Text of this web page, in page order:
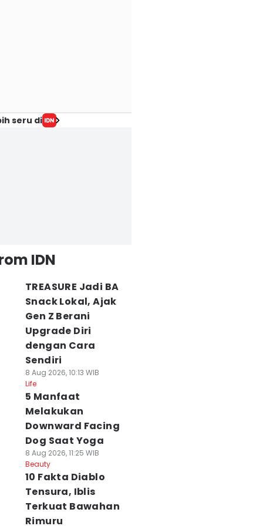
seru di
IDN
TREASURE Jadi BA
Snack Lokal, Ajak
Gen Z Berani
Upgrade Diri
dengan Cara
Sendiri
8 Aug 2026, 10:13 WIB
Life
5 Manfaat
Melakukan
Downward Facing
Dog Saat Yoga
8 Aug 2026, 11:25 WIB
Beauty
10 Fakta Diablo
Tensura, Iblis
Terkuat Bawahan
Rimuru